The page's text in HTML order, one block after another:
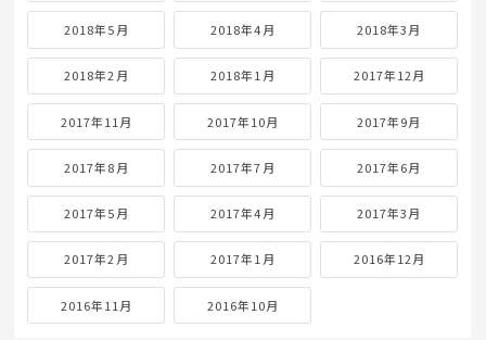
2018年5月 2018年4月 2018年3月
2018年2月 2018年1月 2017年12月
2017年11月 2017年10月 2017年9月
2017年8月 2017年7月 2017年6月
2017年5月 2017年4月 2017年3月
2017年2月 2017年1月 2016年12月
2016年11月 2016年10月